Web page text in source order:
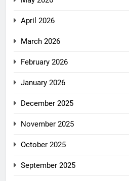
April 2026
March 2026
February 2026
January 2026
December 2025
November 2025
October 2025
September 2025